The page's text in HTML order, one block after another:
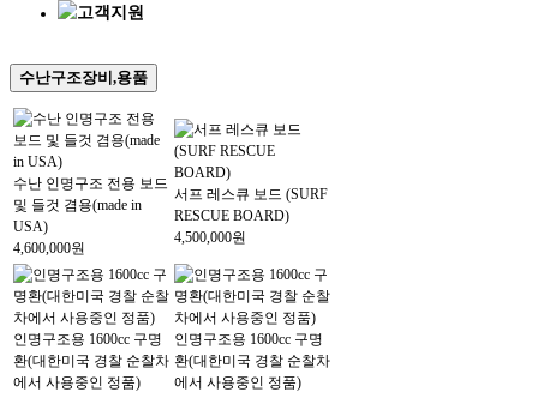
수난구조장비,용품
수난 인명구조 전용 보드
및 들것 겸용(made in
USA)
4,600,000원
서프 레스큐 보드 (SURF
RESCUE BOARD)
4,500,000원
인명구조용 1600cc 구명
환(대한미국 경찰 순찰차
에서 사용중인 정품)
인명구조용 1600cc 구명
환(대한미국 경찰 순찰차
에서 사용중인 정품)